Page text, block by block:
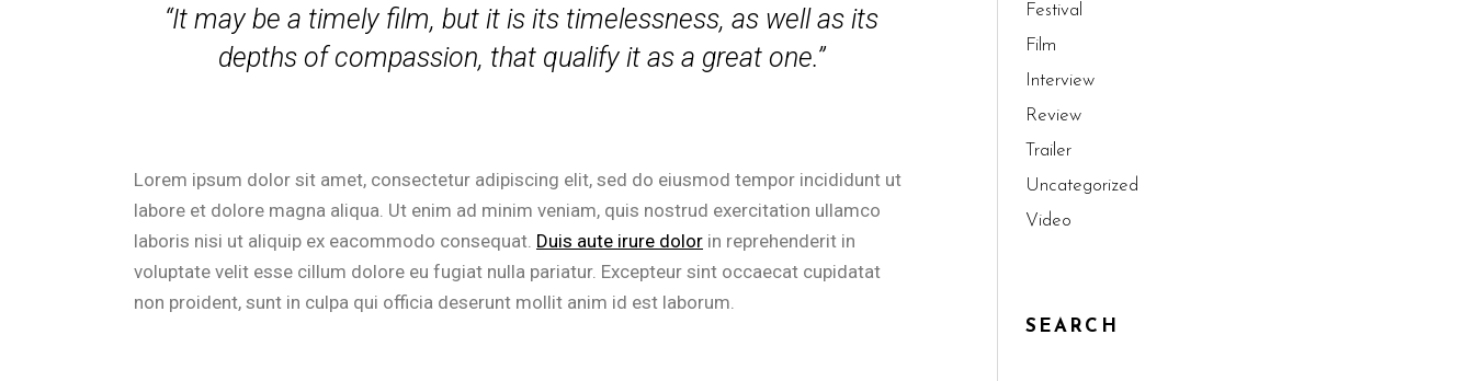
“It may be a timely film, but it is its timelessness, as well as its
depths of compassion, that qualify it as a great one.”
Lorem ipsum dolor sit amet, consectetur adipiscing elit, sed do eiusmod tempor incididunt ut
labore et dolore magna aliqua. Ut enim ad minim veniam, quis nostrud exercitation ullamco
laboris nisi ut aliquip ex eacommodo consequat. Duis aute irure dolor in reprehenderit in
voluptate velit esse cillum dolore eu fugiat nulla pariatur. Excepteur sint occaecat cupidatat
non proident, sunt in culpa qui officia deserunt mollit anim id est laborum.
Festival
Film
Interview
Review
Trailer
Uncategorized
Video
SEARCH